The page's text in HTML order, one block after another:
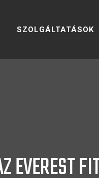
SZOLGÁLTATÁSOK
EVEREST